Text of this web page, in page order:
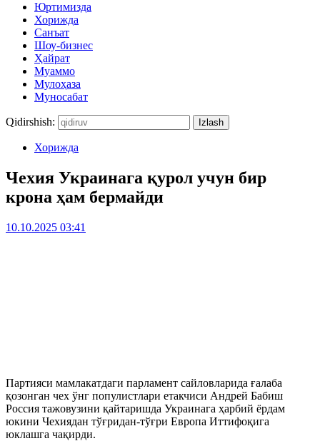
Юртимизда
Хорижда
Санъат
Шоу-бизнес
Ҳайрат
Муаммо
Мулоҳаза
Муносабат
Qidirshish:
Хорижда
Чехия Украинага қурол учун бир
крона ҳам бермайди
10.10.2025 03:41
Партияси мамлакатдаги парламент сайловларида ғалаба
қозонган чех ўнг популистлари етакчиси Андрей Бабиш
Россия тажовузини қайтаришда Украинага ҳарбий ёрдам
юкини Чехиядан тўғридан-тўғри Европа Иттифоқига
юклашга чақирди.